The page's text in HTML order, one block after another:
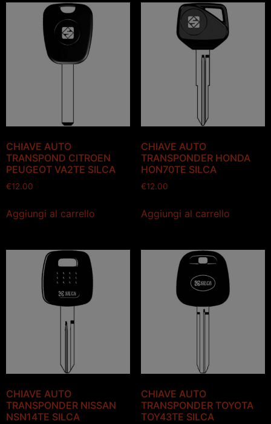
CHIAVE AUTO
TRANSPOND CITROEN
PEUGEOT VA2TE SILCA
€12.00
Aggiungi al carrello
CHIAVE AUTO
TRANSPONDER HONDA
HON70TE SILCA
€12.00
Aggiungi al carrello
CHIAVE AUTO
TRANSPONDER NISSAN
NSN14TE SILCA
CHIAVE AUTO
TRANSPONDER TOYOTA
TOY43TE SILCA